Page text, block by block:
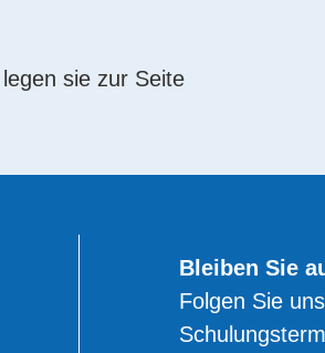
sie zur Seite
Bleiben Sie
Folgen Sie